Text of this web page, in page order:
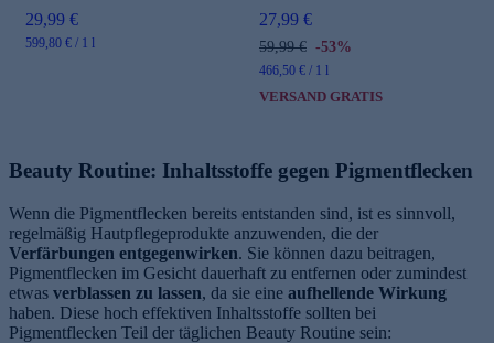
29,99 €
599,80 € / 1 l
27,99 €
59,99 € -53%
466,50 € / 1 l
VERSAND GRATIS
Beauty Routine: Inhaltsstoffe gegen Pigmentflecken
Wenn die Pigmentflecken bereits entstanden sind, ist es sinnvoll,
regelmäßig Hautpflegeprodukte anzuwenden, die der
Verfärbungen entgegenwirken. Sie können dazu beitragen,
Pigmentflecken im Gesicht dauerhaft zu entfernen oder zumindest
etwas verblassen zu lassen, da sie eine aufhellende Wirkung
haben. Diese hoch effektiven Inhaltsstoffe sollten bei
Pigmentflecken Teil der täglichen Beauty Routine sein: